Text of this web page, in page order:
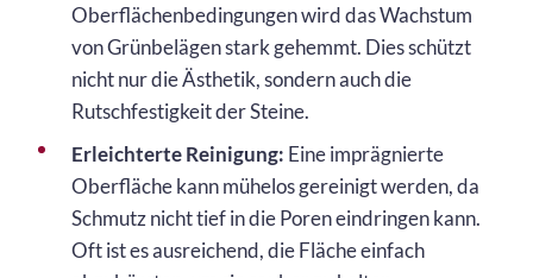
Oberflächenbedingungen wird das Wachstum
von Grünbelägen stark gehemmt. Dies schützt
nicht nur die Ästhetik, sondern auch die
Rutschfestigkeit der Steine.
Erleichterte Reinigung: Eine imprägnierte
Oberfläche kann mühelos gereinigt werden, da
Schmutz nicht tief in die Poren eindringen kann.
Oft ist es ausreichend, die Fläche einfach